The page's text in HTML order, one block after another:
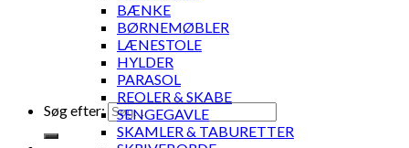
Søg efter:
BÆNKE
BØRNEMØBLER
LÆNESTOLE
HYLDER
PARASOL
REOLER & SKABE
SENGEGAVLE
SKAMLER & TABURETTER